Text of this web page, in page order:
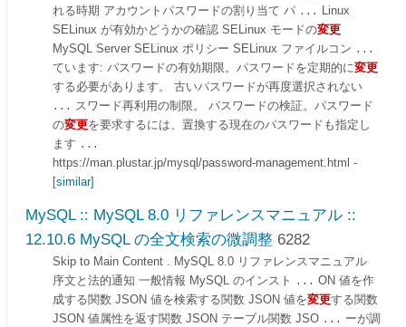
れる時期 アカウントパスワードの割り当て パ ...
Linux
SELinux が有効かどうかの確認 SELinux モードの変更
MySQL Server SELinux ポリシー SELinux ファイルコン ...
ています: パスワードの有効期限。パスワードを定期的に変更
する必要があります。 古いパスワードが再度選択されない
...
スワード再利用の制限。 パスワードの検証。パスワード
の変更を要求するには、置換する現在のパスワードも指定し
ます ...
https://man.plustar.jp/mysql/password-management.html -
[similar]
MySQL :: MySQL 8.0 リファレンスマニュアル ::
12.10.6 MySQL の全文検索の微調整 6282
Skip to Main Content . MySQL 8.0 リファレンスマニュアル
序文と法的通知 一般情報 MySQL のインスト
... ON 値を作
成する関数 JSON 値を検索する関数 JSON 値を変更する関数
JSON 値属性を返す関数 JSON テーブル関数 JSO ...
ーが調